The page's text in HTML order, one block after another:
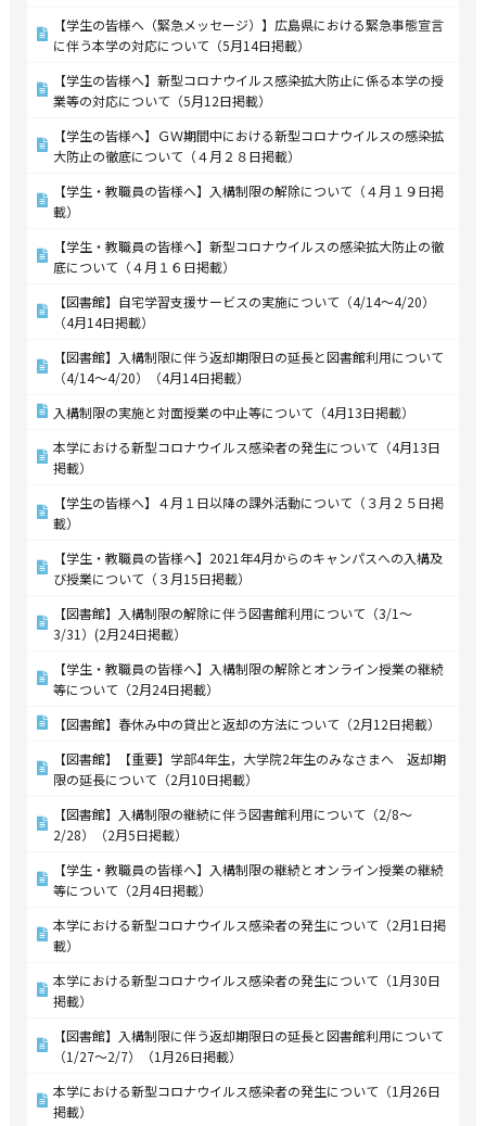
【学生の皆様へ（緊急メッセージ）】広島県における緊急事態宣言
に伴う本学の対応について（5月14日掲載）
【学生の皆様へ】新型コロナウイルス感染拡大防止に係る本学の授
業等の対応について（5月12日掲載）
【学生の皆様へ】ＧＷ期間中における新型コロナウイルスの感染拡
大防止の徹底について（４月２８日掲載）
【学生・教職員の皆様へ】入構制限の解除について（４月１９日掲
載）
【学生・教職員の皆様へ】新型コロナウイルスの感染拡大防止の徹
底について（４月１６日掲載）
【図書館】自宅学習支援サービスの実施について（4/14～4/20）
（4月14日掲載）
【図書館】入構制限に伴う返却期限日の延長と図書館利用について
（4/14～4/20）（4月14日掲載）
入構制限の実施と対面授業の中止等について（4月13日掲載）
本学における新型コロナウイルス感染者の発生について（4月13日
掲載）
【学生の皆様へ】４月１日以降の課外活動について（３月２５日掲
載）
【学生・教職員の皆様へ】2021年4月からのキャンパスへの入構及
び授業について（３月15日掲載）
【図書館】入構制限の解除に伴う図書館利用について（3/1～
3/31）(2月24日掲載）
【学生・教職員の皆様へ】入構制限の解除とオンライン授業の継続
等について（2月24日掲載）
【図書館】春休み中の貸出と返却の方法について（2月12日掲載）
【図書館】【重要】学部4年生，大学院2年生のみなさまへ 返却期
限の延長について（2月10日掲載）
【図書館】入構制限の継続に伴う図書館利用について（2/8～
2/28）（2月5日掲載）
【学生・教職員の皆様へ】入構制限の継続とオンライン授業の継続
等について（2月4日掲載）
本学における新型コロナウイルス感染者の発生について（2月1日掲
載）
本学における新型コロナウイルス感染者の発生について（1月30日
掲載）
【図書館】入構制限に伴う返却期限日の延長と図書館利用について
（1/27～2/7）（1月26日掲載）
本学における新型コロナウイルス感染者の発生について（1月26日
掲載）